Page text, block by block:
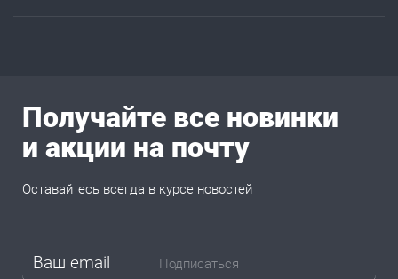
Получайте все новинки
и акции на почту
Оставайтесь всегда в курсе новостей
Подписаться